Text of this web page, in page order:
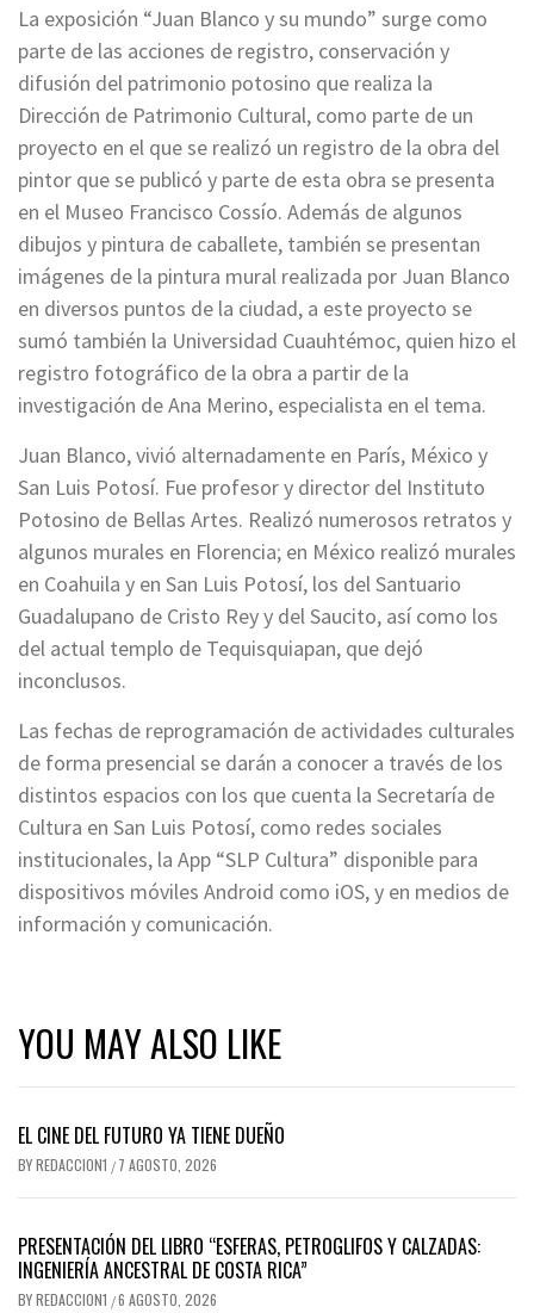
La exposición “Juan Blanco y su mundo” surge como
parte de las acciones de registro, conservación y
difusión del patrimonio potosino que realiza la
Dirección de Patrimonio Cultural, como parte de un
proyecto en el que se realizó un registro de la obra del
pintor que se publicó y parte de esta obra se presenta
en el Museo Francisco Cossío. Además de algunos
dibujos y pintura de caballete, también se presentan
imágenes de la pintura mural realizada por Juan Blanco
en diversos puntos de la ciudad, a este proyecto se
sumó también la Universidad Cuauhtémoc, quien hizo el
registro fotográfico de la obra a partir de la
investigación de Ana Merino, especialista en el tema.
Juan Blanco, vivió alternadamente en París, México y
San Luis Potosí. Fue profesor y director del Instituto
Potosino de Bellas Artes. Realizó numerosos retratos y
algunos murales en Florencia; en México realizó murales
en Coahuila y en San Luis Potosí, los del Santuario
Guadalupano de Cristo Rey y del Saucito, así como los
del actual templo de Tequisquiapan, que dejó
inconclusos.
Las fechas de reprogramación de actividades culturales
de forma presencial se darán a conocer a través de los
distintos espacios con los que cuenta la Secretaría de
Cultura en San Luis Potosí, como redes sociales
institucionales, la App “SLP Cultura” disponible para
dispositivos móviles Android como iOS, y en medios de
información y comunicación.
YOU MAY ALSO LIKE
EL CINE DEL FUTURO YA TIENE DUEÑO
BYREDACCION1 / 7 AGOSTO, 2026
PRESENTACIÓN DEL LIBRO “ESFERAS, PETROGLIFOS Y CALZADAS:
INGENIERÍA ANCESTRAL DE COSTA RICA”
BYREDACCION1 /6 AGOSTO, 2026